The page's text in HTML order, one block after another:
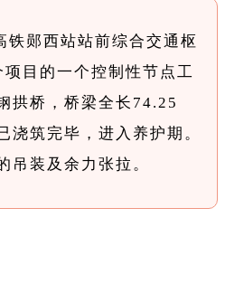
铁郧西站站前综合交通枢
目的一个控制性节点工
拱桥，桥梁全长74.25
浇筑完毕，进入养护期。
吊装及余力张拉。